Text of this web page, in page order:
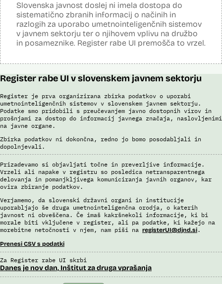
Slovenska javnost doslej ni imela dostopa do
sistematično zbranih informacij o načinih in
razlogih za uporabo umetnointeligenčnih sistemov
v javnem sektorju ter o njihovem vplivu na družbo
in posameznike. Register rabe UI premošča to vrzel.
Register rabe UI v slovenskem javnem sektorju
Register je prva organizirana zbirka podatkov o uporabi
umetnointeligenčnih sistemov v slovenskem javnem sektorju.
Podatke smo pridobili s preučevanjem javno dostopnih virov in
prošnjami za dostop do informacij javnega značaja, naslovljenimi
na javne organe.
Zbirka podatkov ni dokončna, redno jo bomo posodabljali in
dopolnjevali.
Prizadevamo si objavljati točne in preverljive informacije.
Vrzeli ali napake v registru so posledica netransparentnega
delovanja in pomanjkljivega komuniciranja javnih organov, kar
ovira zbiranje podatkov.
Verjamemo, da slovenski državni organi in institucije
uporabljajo še druga umetnointeligenčna orodja, o katerih
javnost ni obveščena. Če imaš kakršnekoli informacije, ki bi
morale biti vključene v register, ali pa podatke, ki kažejo na
morebitne netočnosti v njem, nam piši na registerUI@djnd.si.
Prenesi CSV s podatki
Za Register rabe UI skrbi
Danes je nov dan, Inštitut za druga vprašanja